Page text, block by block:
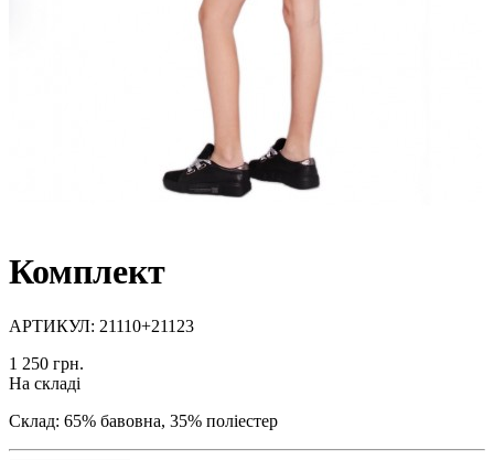
Комплект
АРТИКУЛ: 21110+21123
1 250 грн.
На складі
Склад: 65% бавовна, 35% поліестер